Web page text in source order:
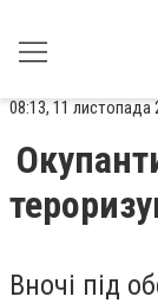
08:13, 11 листопада
Вночі під